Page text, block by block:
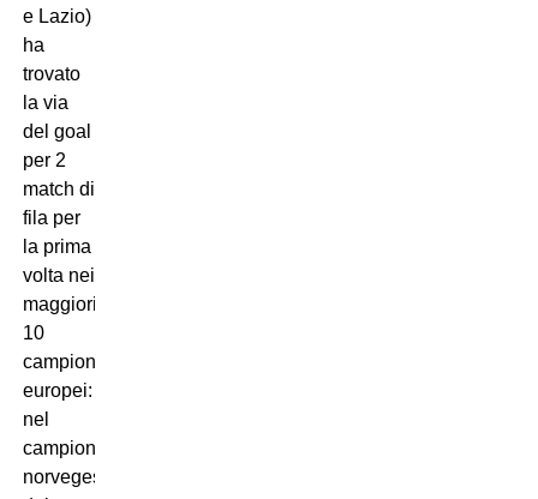
e Lazio)
ha
trovato
la via
del goal
per 2
match di
fila per
la prima
volta nei
maggiori
10
campionati
europei:
nel
campionato
norvegese